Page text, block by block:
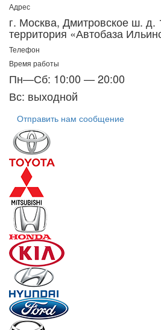
Адрес
г. Москва, Дмитровское ш. д.
территория «Автобаза
Телефон
Время работы
Пн—Сб: 10:00 — 20:00
Вс: выходной
Отправить нам сообщение